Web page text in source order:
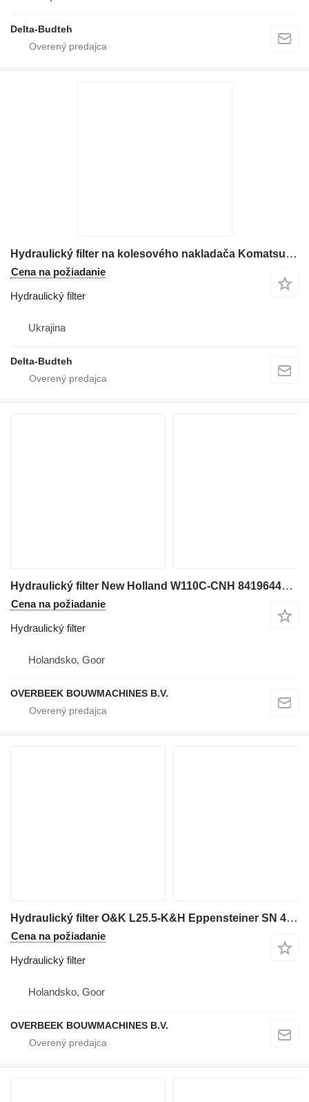
Delta-Budteh
Hydraulický filter na kolesového nakladača Komatsu WA430
Cena na požiadanie
Hydraulický filter
Ukrajina
Delta-Budteh
Hydraulický filter New Holland W110C-CNH 84196445-Filter na kolesového nakladača
Cena na požiadanie
Hydraulický filter
Holandsko, Goor
OVERBEEK BOUWMACHINES B.V.
Hydraulický filter O&K L25.5-K&H Eppensteiner SN 4531297-Filter na kolesového nakladača
Cena na požiadanie
Hydraulický filter
Holandsko, Goor
OVERBEEK BOUWMACHINES B.V.